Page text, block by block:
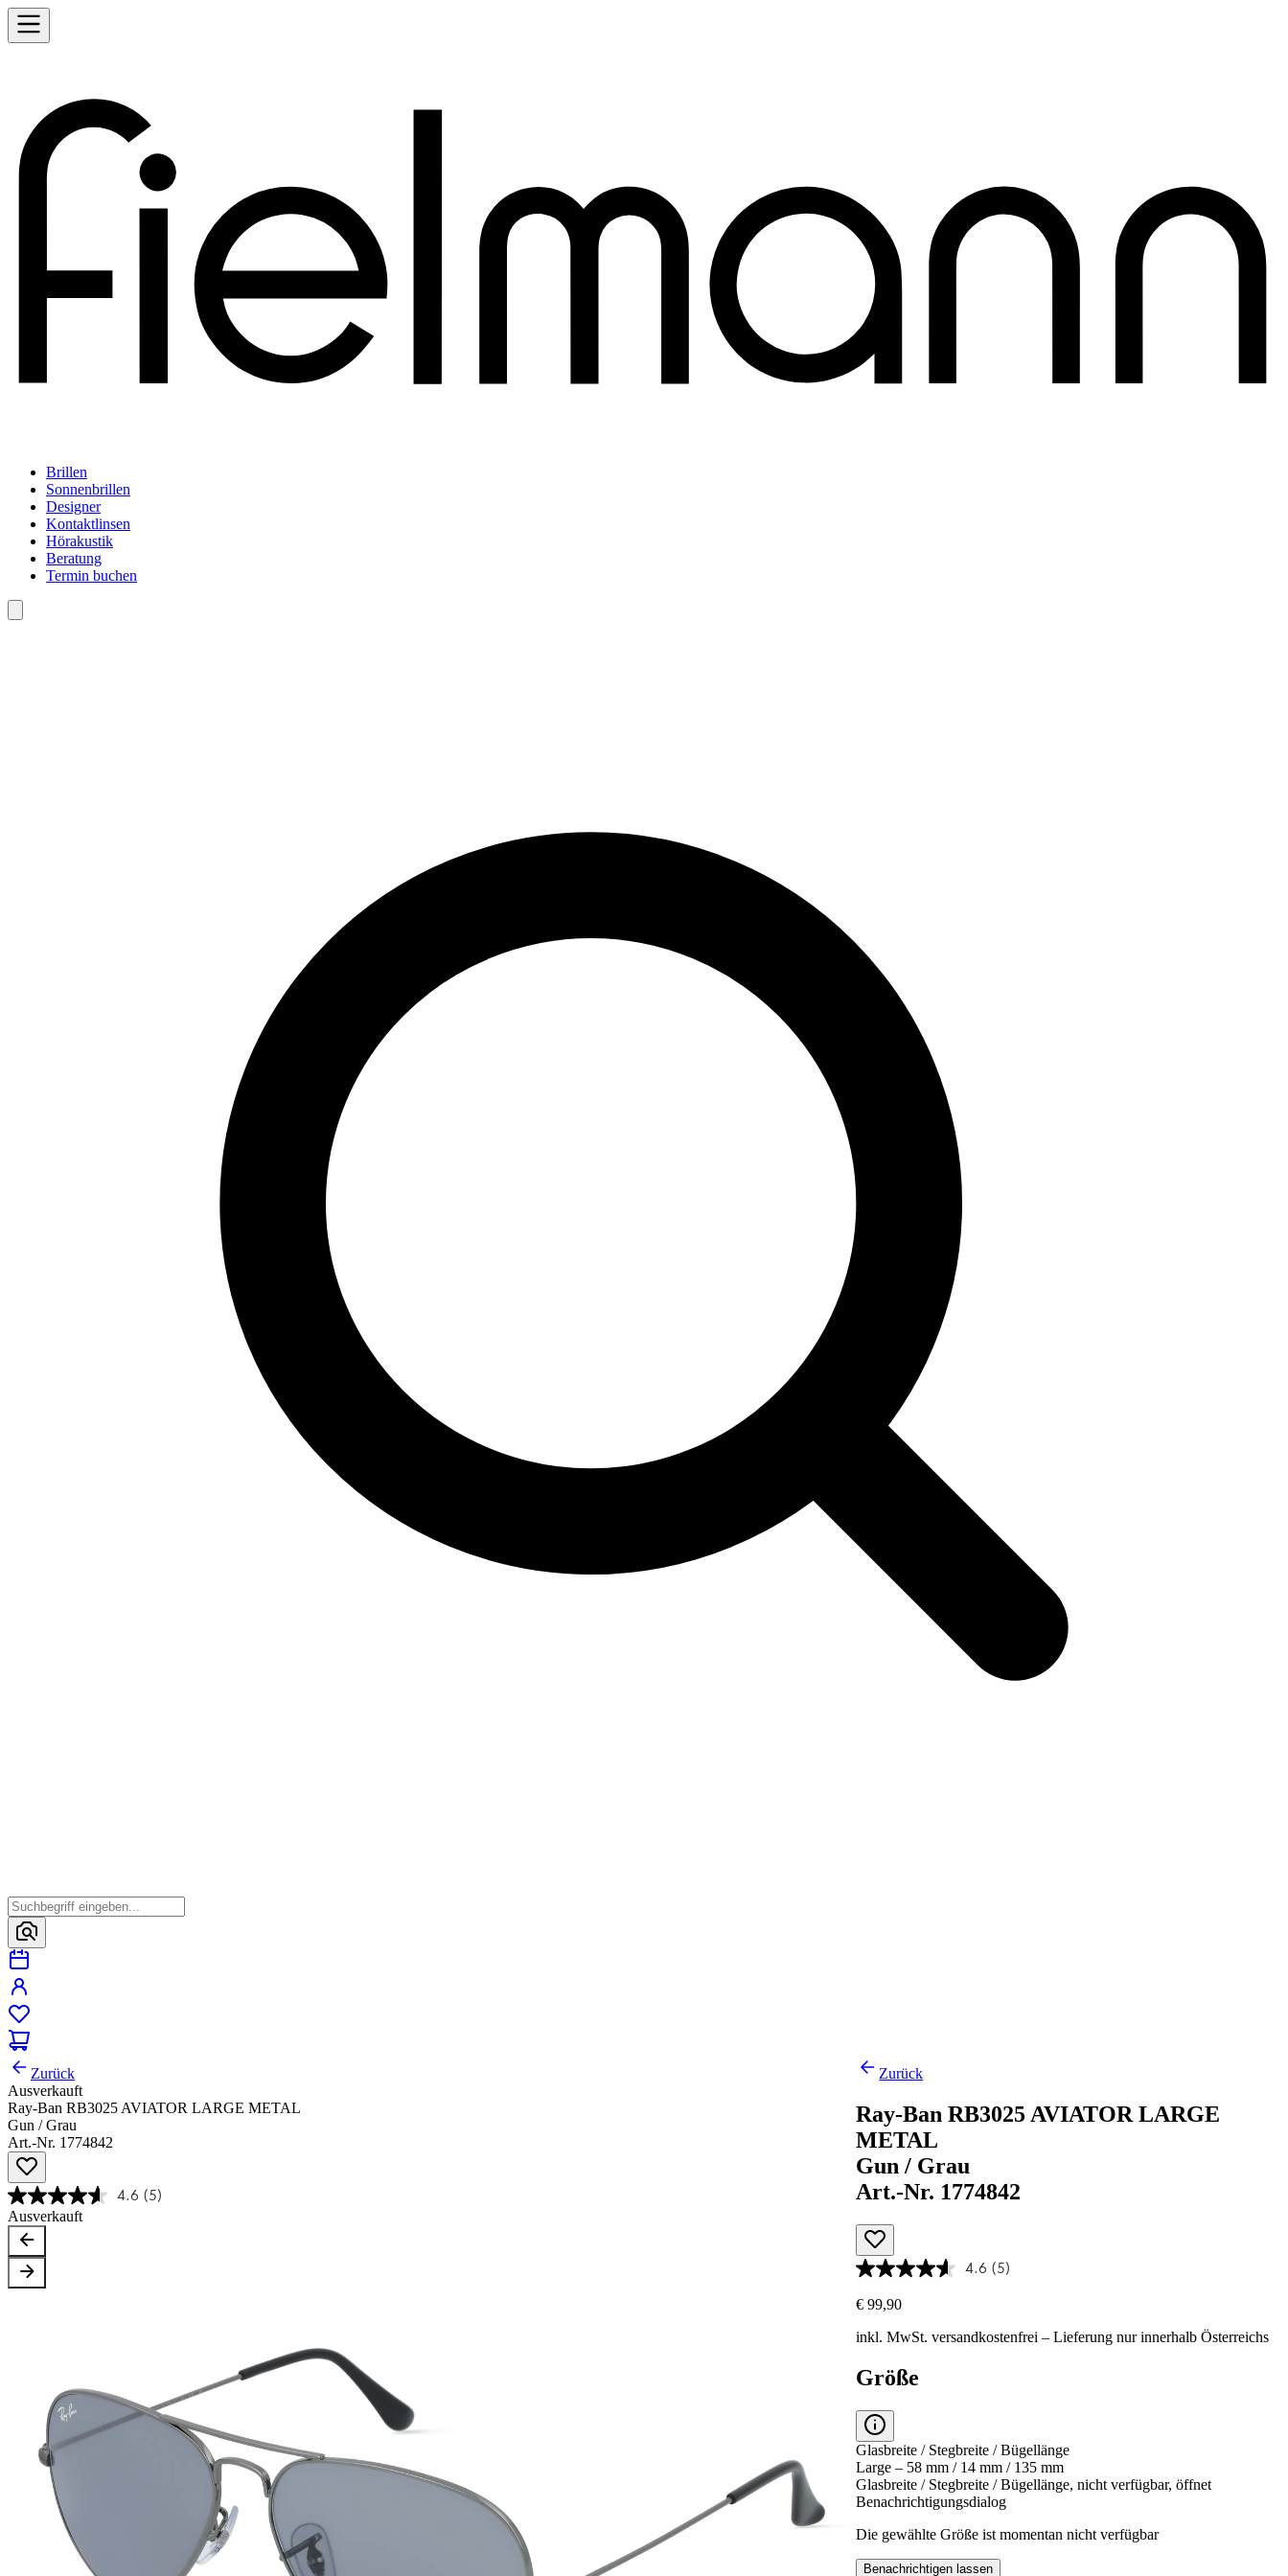
Brillen
Sonnenbrillen
Designer
Kontaktlinsen
Hörakustik
Beratung
Termin buchen
Zurück
Ausverkauft
Ray-Ban RB3025 AVIATOR LARGE METAL
Gun / Grau
Art.-Nr. 1774842
4.6 (5)
Ausverkauft
Zurück
Ray-Ban RB3025 AVIATOR LARGE
METAL
Gun / Grau
Art.-Nr. 1774842
4.6 (5)
€ 99,90
inkl. MwSt.versandkostenfrei – Lieferung nur innerhalb Österreichs
Größe
Glasbreite / Stegbreite / Bügellänge
Large – 58 mm / 14 mm / 135 mm
Glasbreite / Stegbreite / Bügellänge, nicht verfügbar, öffnet
Benachrichtigungsdialog
Die gewählte Größe ist momentan nicht verfügbar
Benachrichtigen lassen